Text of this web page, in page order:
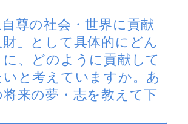
自尊の社会・世界に貢献
」として具体的にどん
、どのように貢献して
と考えていますか。あ
来の夢・志を教えて下